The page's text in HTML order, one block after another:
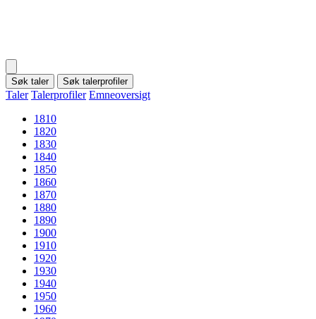
Søk taler Søk talerprofiler
Taler Talerprofiler Emneoversigt
1810
1820
1830
1840
1850
1860
1870
1880
1890
1900
1910
1920
1930
1940
1950
1960